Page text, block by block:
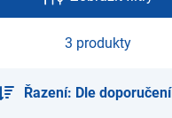
3 produkty
Řazení: Dle doporučení